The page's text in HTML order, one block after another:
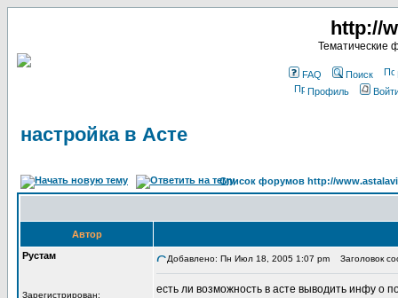
http://
Тематические
FAQ Поиск
Профиль
настройка в Асте
Список форумов http://
Автор
Рустам
Зарегистрирован:
Добавлено: Пн Июл 18, 2005 1:07 pm Заголовок
есть ли возможность в асте выводить инфу о